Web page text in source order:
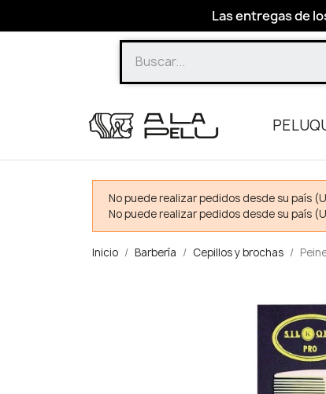
Las entregas de
No puede realizar pedidos desde su país
No puede realizar pedidos desde su país
Inicio Barbería Cepillos y brochas